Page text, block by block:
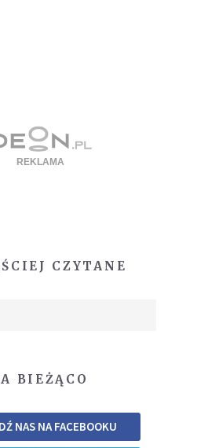
CZYTANE
BIEŻĄCO
NAS NA FACEBOOKU